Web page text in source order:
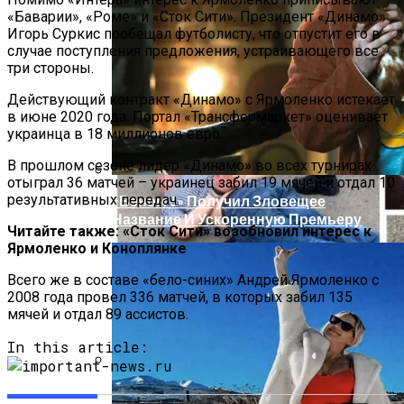
Многоэтажке: Пострадавший Попал В
Реанимацию
В Киеве У Копа, Подозреваемого В
«Веном 3» Получил Зловещее
Название И Ускоренную Премьеру
«Баварии», «Роме» и «Сток Сити». Президент «Динамо»
Игорь Суркис пообещал футболисту, что отпустит его в
случае поступления предложения, устраивающего все
три стороны.
Действующий контракт «Динамо» с Ярмоленко истекает
в июне 2020 года. Портал «Трансфермаркет» оценивает
украинца в 18 миллионов евро.
В прошлом сезоне лидер «Динамо» во всех турнирах
отыграл 36 матчей – украинец забил 19 мячей и отдал 10
результативных передач.
Читайте также: «Сток Сити» возобновил интерес к
Ярмоленко и Коноплянке
Всего же в составе «бело-синих» Андрей Ярмоленко с
2008 года провел 336 матчей, в которых забил 135
мячей и отдал 89 ассистов.
In this article: